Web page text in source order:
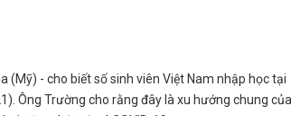
(Mỹ) - cho biết số sinh viên Việt Nam nhập học tại
Ông Trường cho rằng đây là xu hướng chung